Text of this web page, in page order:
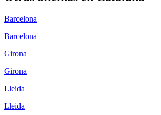
Barcelona
Barcelona
Girona
Girona
Lleida
Lleida